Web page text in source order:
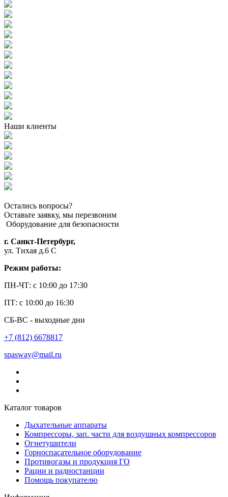
Наши клиенты
Остались вопросы?
Оставьте заявку, мы перезвоним
Оборудование для безопасности
г. Санкт-Петербург,
ул. Тихая д.6 С
Режим работы:
ПН-ЧТ: с 10:00 до 17:30
ПТ: с 10:00 до 16:30
СБ-ВС - выходные дни
+7 (812) 6678817
spasway@mail.ru
Каталог товаров
Дыхательные аппараты
Компрессоры, зап. части для воздушных компрессоров
Огнетушители
Горноспасательное оборудование
Противогазы и продукция ГО
Рации и радиостанции
Помощь покупателю